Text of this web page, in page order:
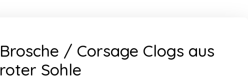
Brosche / Corsage Clogs aus
roter Sohle